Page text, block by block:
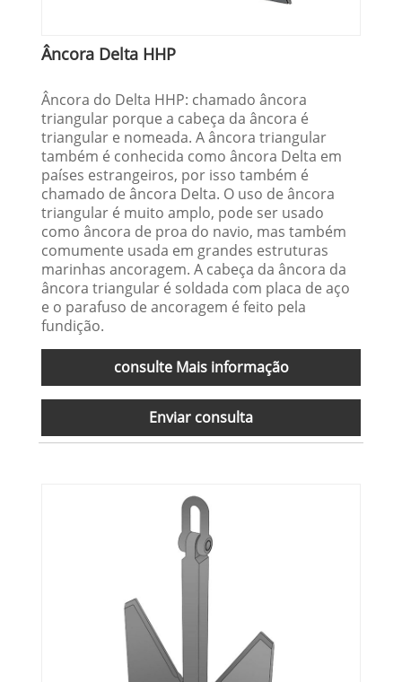
Âncora Delta HHP
Âncora do Delta HHP: chamado âncora
triangular porque a cabeça da âncora é
triangular e nomeada. A âncora triangular
também é conhecida como âncora Delta em
países estrangeiros, por isso também é
chamado de âncora Delta. O uso de âncora
triangular é muito amplo, pode ser usado
como âncora de proa do navio, mas também
comumente usada em grandes estruturas
marinhas ancoragem. A cabeça da âncora da
âncora triangular é soldada com placa de aço
e o parafuso de ancoragem é feito pela
fundição.
consulte Mais informação
Enviar consulta